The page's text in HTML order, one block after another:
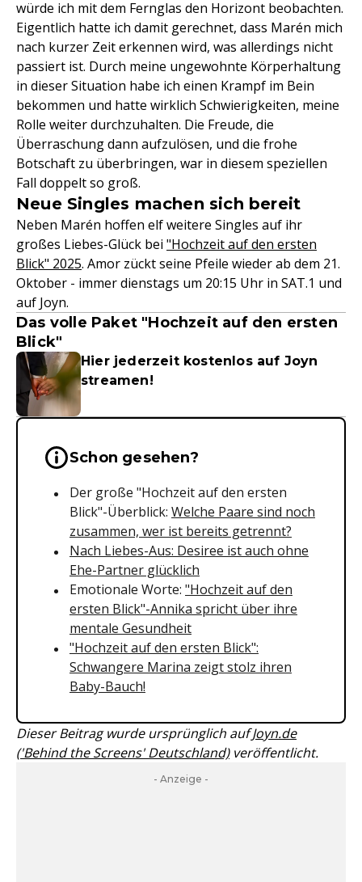
würde ich mit dem Fernglas den Horizont beobachten.
Eigentlich hatte ich damit gerechnet, dass Marén mich
nach kurzer Zeit erkennen wird, was allerdings nicht
passiert ist. Durch meine ungewohnte Körperhaltung
in dieser Situation habe ich einen Krampf im Bein
bekommen und hatte wirklich Schwierigkeiten, meine
Rolle weiter durchzuhalten. Die Freude, die
Überraschung dann aufzulösen, und die frohe
Botschaft zu überbringen, war in diesem speziellen
Fall doppelt so groß.
Neue Singles machen sich bereit
Neben Marén hoffen elf weitere Singles auf ihr
großes Liebes-Glück bei "Hochzeit auf den ersten
Blick" 2025. Amor zückt seine Pfeile wieder ab dem 21.
Oktober - immer dienstags um 20:15 Uhr in SAT.1 und
auf Joyn.
Das volle Paket "Hochzeit auf den ersten
Blick"
Hier jederzeit kostenlos auf Joyn
streamen!
Wichtige Hinweise &
Schon gesehen?
Der große "Hochzeit auf den ersten
Blick"-Überblick: Welche Paare sind noch
zusammen, wer ist bereits getrennt?
Nach Liebes-Aus: Desiree ist auch ohne
Ehe-Partner glücklich
Emotionale Worte: "Hochzeit auf den
ersten Blick"-Annika spricht über ihre
mentale Gesundheit
"Hochzeit auf den ersten Blick":
Schwangere Marina zeigt stolz ihren
Baby-Bauch!
Dieser Beitrag wurde ursprünglich aufJoyn.de
('Behind the Screens' Deutschland)veröffentlicht.
- Anzeige -